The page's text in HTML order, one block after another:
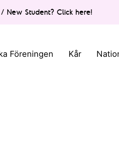
New Student? Click here!
Föreningen Kår